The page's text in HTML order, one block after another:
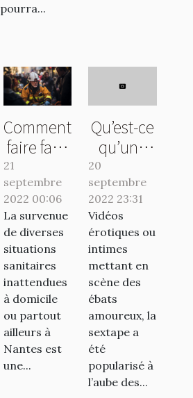
pourra...
Comment
faire face
urgence
sanitaire
à
Nantes ?
21
septembre
2022 00:06
La survenue
de diverses
situations
sanitaires
inattendues
à domicile
ou partout
ailleurs à
Nantes est
une...
Qu’est-ce
qu’une
sextape ?
20
septembre
2022 23:31
Vidéos
érotiques ou
intimes
mettant en
scène des
ébats
amoureux, la
sextape a
été
popularisé à
l’aube des...